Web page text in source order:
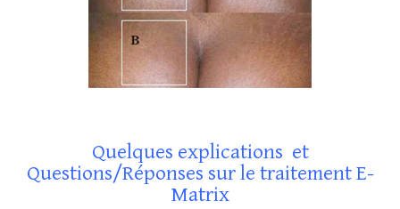
Quelques explications et
Questions/Réponses sur le traitement E-
Matrix